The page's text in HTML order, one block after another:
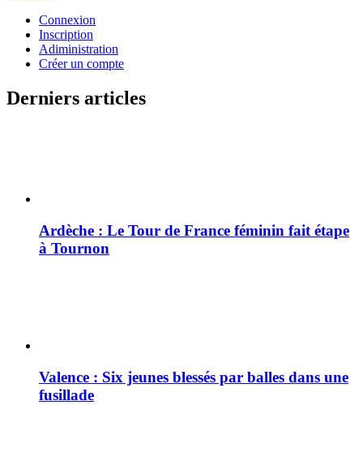
Connexion
Inscription
Adiministration
Créer un compte
Derniers articles
Ardèche : Le Tour de France féminin fait étape
à Tournon
Valence : Six jeunes blessés par balles dans une
fusillade